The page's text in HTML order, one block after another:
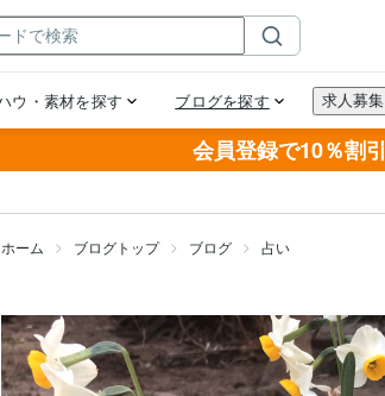
会員登録で10％割
ホーム ブログトップ ブログ 占い